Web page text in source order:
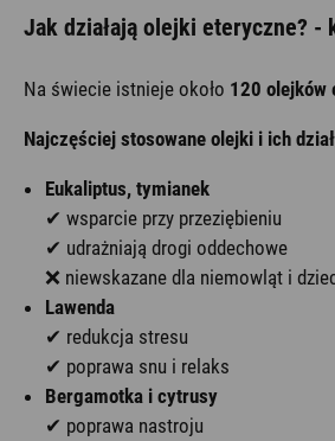
Jak działają olejki eteryczne? -
Na świecie istnieje około 120 olejków
Najczęściej stosowane olejki i ich
Eukaliptus, tymianek
✔ wsparcie przy przeziębieniu
✔ udrażniają drogi oddechowe
❌ niewskazane dla niemowląt i
Lawenda
✔ redukcja stresu
✔ poprawa snu i relaks
Bergamotka i cytrusy
✔ poprawa nastroju